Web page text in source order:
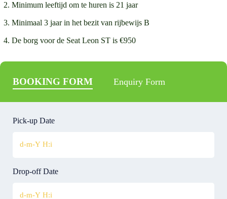
Minimum leeftijd om te huren is 21 jaar
Minimaal 3 jaar in het bezit van rijbewijs B
De borg voor de Seat Leon ST is €950
BOOKING FORM Enquiry Form
Pick-up Date
Drop-off Date